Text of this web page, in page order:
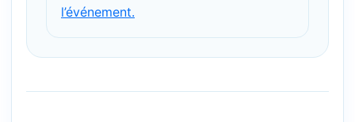
l’événement.